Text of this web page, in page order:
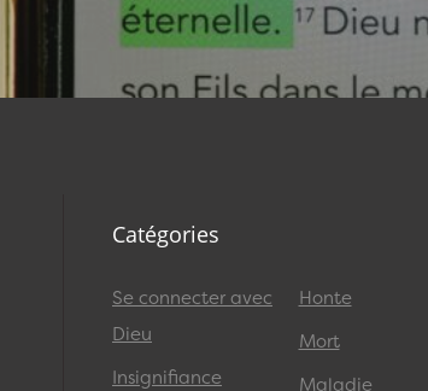
Catégories
Se connecter avec
Dieu
Insignifiance
Honte
Mort
Maladie